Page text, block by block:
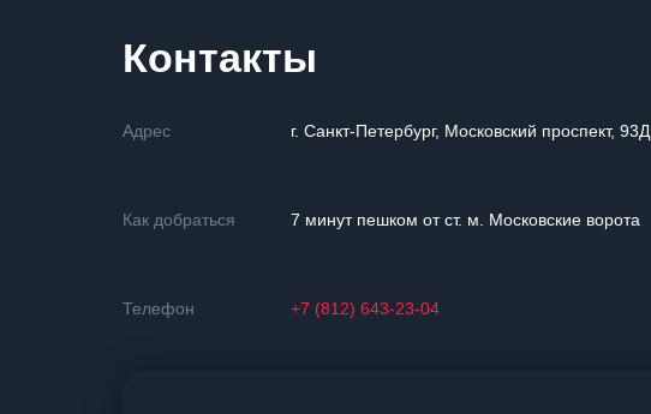
Контакты
Адрес г. Санкт-Петербург, Московский проспект, 93Д
Как добраться 7 минут пешком от ст. м. Московские ворота
Телефон +7 (812) 643-23-04